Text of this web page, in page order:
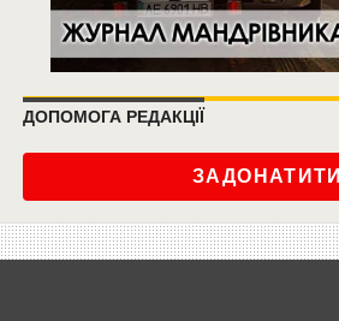
ДОПОМОГА РЕДАКЦІЇ
ЗАДОНАТИТИ